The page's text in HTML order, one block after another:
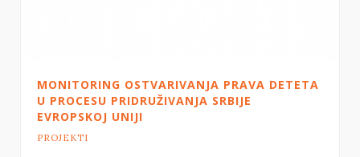
MONITORING OSTVARIVANJA PRAVA DETETA
U PROCESU PRIDRUŽIVANJA SRBIJE
EVROPSKOJ UNIJI
PROJEKTI